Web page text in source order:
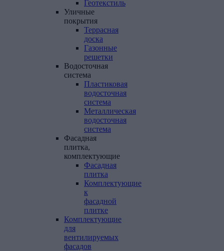
Геотекстиль
Уличные
покрытия
Террасная
доска
Газонные
решетки
Водосточная
система
Пластиковая
водосточная
система
Металлическая
водосточная
система
Фасадная
плитка,
комплектующие
Фасадная
плитка
Комплектующие
к
фасадной
плитке
Комплектующие
для
вентилируемых
фасадов